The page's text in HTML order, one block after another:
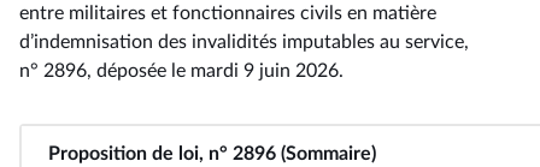
entre militaires et fonctionnaires civils en matière
d’indemnisation des invalidités imputables au service,
n° 2896, déposée le mardi 9 juin 2026.
Proposition de loi, n° 2896 (Sommaire)